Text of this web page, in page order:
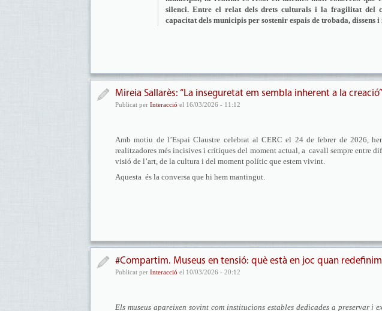
silenci. Entre el relat dels drets culturals i la fragilitat del
capacitat dels municipis per sostenir espais de trobada, dissens
Mireia Sallarès: “La inseguretat em sembla inherent a la creació”
Publicat per Interacció el 16/03/2026 - 11:12
Amb motiu de l’Espai Claustre celebrat al CERC el 24 de febrer de 2026,
realitzadores més incisives i crítiques del moment actual, a cavall sempre entre
visió de l’art, de la cultura i del moment polític que estem vivint.
Aquesta és la conversa que hi hem mantingut.
#Compartim. Museus en tensió: què està en joc quan
Publicat per Interacció el 10/03/2026 - 20:12
Els museus apareixen sovint com institucions estables dedicades a preservar i